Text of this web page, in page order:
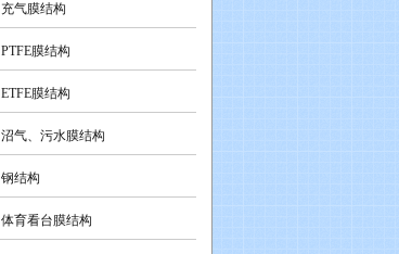
充气膜结构
PTFE膜结构
ETFE膜结构
沼气、污水膜结构
钢结构
体育看台膜结构